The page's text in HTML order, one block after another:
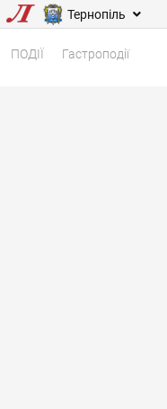
Тернопіль
ПОДІЇ Гастроподії